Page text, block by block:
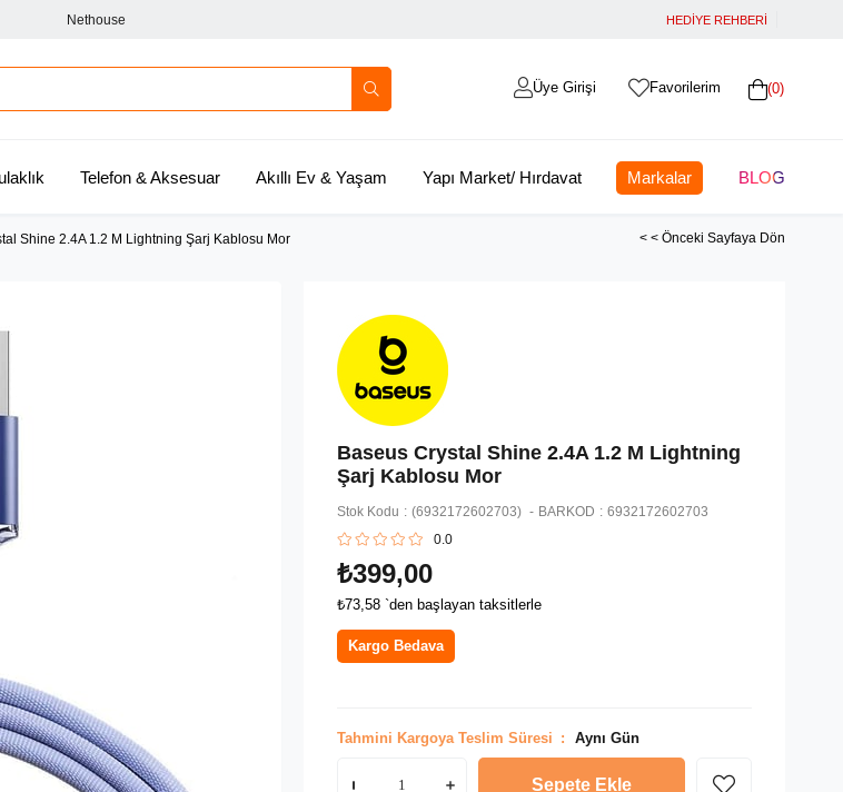
Nethouse HEDİYE REHBERİ
0
Favorilerim
Üye Girişi
Telefon & Aksesuar Akıllı Ev & Yaşam Yapı Market/ Hırdavat Markalar BLOG
Shine 2.4A 1.2 M Lightning Şarj Kablosu Mor < < Önceki Sayfaya Dön
Baseus Crystal Shine 2.4A 1.2 M Lightning
Şarj Kablosu Mor
Stok Kodu (6932172602703) BARKOD : 6932172602703
0.0
₺399,00
₺73,58 `den başlayan taksitlerle
Kargo Bedava
Tahmini Kargoya Teslim Süresi : Aynı Gün